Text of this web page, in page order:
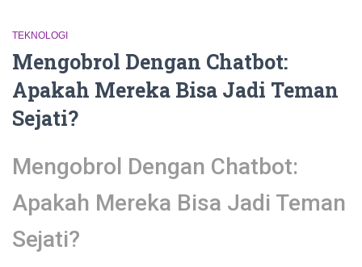
TEKNOLOGI
Mengobrol Dengan Chatbot:
Apakah Mereka Bisa Jadi Teman
Sejati?
Mengobrol Dengan Chatbot:
Apakah Mereka Bisa Jadi Teman
Sejati?